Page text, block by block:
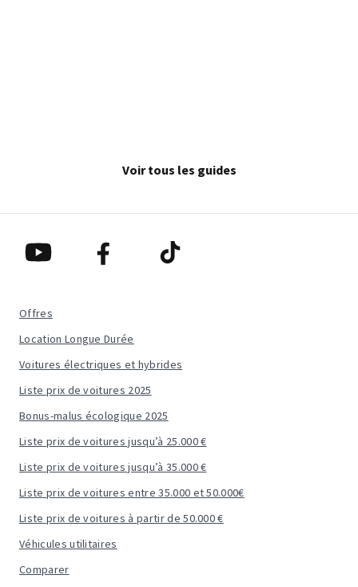
Voir tous les guides
Offres
Location Longue Durée
Voitures électriques et hybrides
Liste prix de voitures 2025
Bonus-malus écologique 2025
Liste prix de voitures jusqu’à 25.000 €
Liste prix de voitures jusqu’à 35.000 €
Liste prix de voitures entre 35.000 et 50.000€
Liste prix de voitures à partir de 50.000 €
Véhicules utilitaires
Comparer